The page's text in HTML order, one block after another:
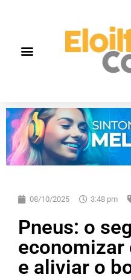
08/10/2025 3:48 pm
Pneus: o
economizar
e aliviar o